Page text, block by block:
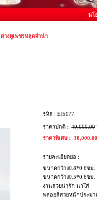
นโ
ต่างหูเพชรหลุดจำนำ
รหัส : EJ5177
ราคาปกติ : 40,000.00
ราคาพิเศษ :
รายละเอียดย่อ :
ขนาดกว้าง0.8*0.6ซม.
ขนาดกว้าง0.5*0.6ซม.
งานสวยน่ารัก น่าใส่
พลอยสีสวยหนักประม